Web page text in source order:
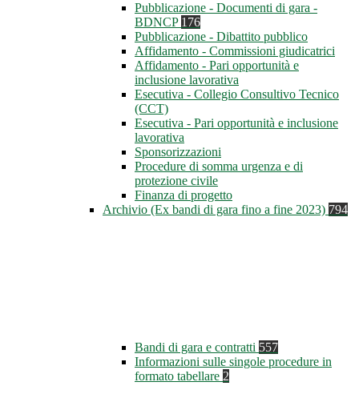
Pubblicazione - Documenti di gara -
BDNCP 176
Pubblicazione - Dibattito pubblico
Affidamento - Commissioni giudicatrici
Affidamento - Pari opportunità e
inclusione lavorativa
Esecutiva - Collegio Consultivo Tecnico
(CCT)
Esecutiva - Pari opportunità e inclusione
lavorativa
Sponsorizzazioni
Procedure di somma urgenza e di
protezione civile
Finanza di progetto
Archivio (Ex bandi di gara fino a fine 2023) 794
Bandi di gara e contratti 557
Informazioni sulle singole procedure in
formato tabellare 2